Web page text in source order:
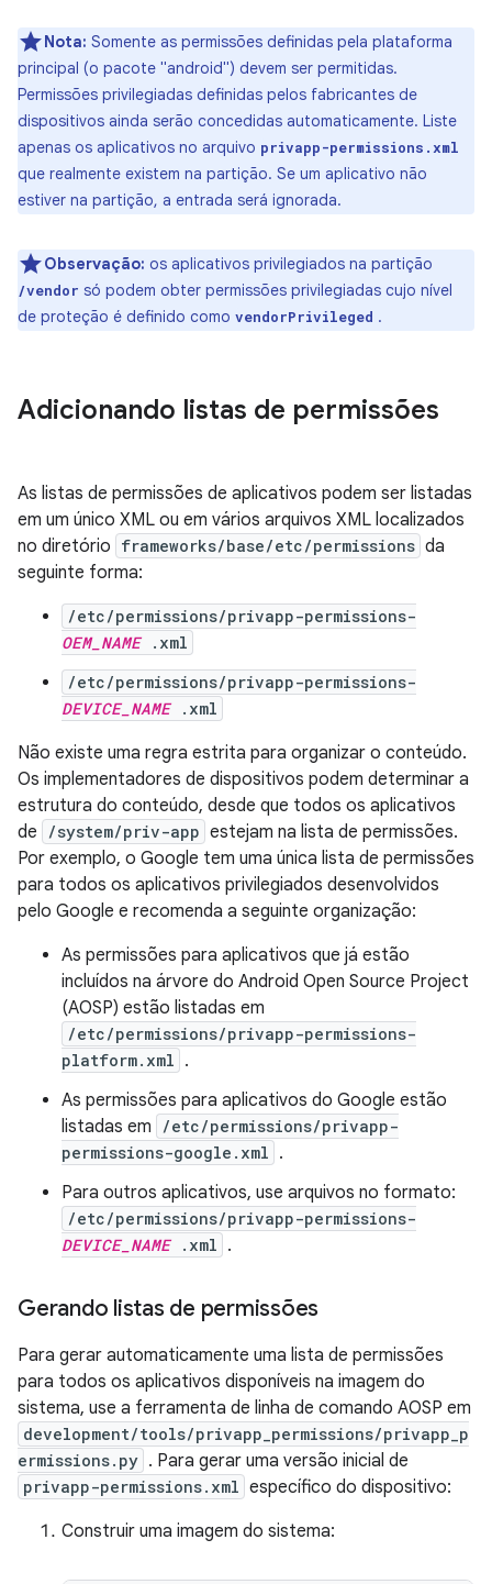
Nota: Somente as permissões definidas pela plataforma
principal (o pacote "android") devem ser permitidas.
Permissões privilegiadas definidas pelos fabricantes de
dispositivos ainda serão concedidas automaticamente. Liste
apenas os aplicativos no arquivo privapp-permissions.xml
que realmente existem na partição. Se um aplicativo não
estiver na partição, a entrada será ignorada.
Observação: os aplicativos privilegiados na partição
/vendor só podem obter permissões privilegiadas cujo nível
de proteção é definido como vendorPrivileged .
Adicionando listas de permissões
As listas de permissões de aplicativos podem ser listadas
em um único XML ou em vários arquivos XML localizados
no diretório frameworks/base/etc/permissions da
seguinte forma:
/etc/permissions/privapp-permissions-
OEM_NAME.xml
/etc/permissions/privapp-permissions-
DEVICE_NAME.xml
Não existe uma regra estrita para organizar o conteúdo.
Os implementadores de dispositivos podem determinar a
estrutura do conteúdo, desde que todos os aplicativos
de
/system/priv-app estejam na lista de permissões.
Por exemplo, o Google tem uma única lista de permissões
para todos os aplicativos privilegiados desenvolvidos
pelo Google e recomenda a seguinte organização:
As permissões para aplicativos que já estão
incluídos na árvore do Android Open Source Project
(AOSP) estão listadas em
/etc/permissions/privapp-permissions-
platform.xml .
As permissões para aplicativos do Google estão
listadas em
/etc/permissions/privapp-
permissions-google.xml .
Para outros aplicativos, use arquivos no formato:
/etc/permissions/privapp-permissions-
DEVICE_NAME.xml .
Gerando listas de permissões
Para gerar automaticamente uma lista de permissões
para todos os aplicativos disponíveis na imagem do
sistema, use a ferramenta de linha de comando AOSP em
development/tools/privapp_permissions/privapp_p
ermissions.py . Para gerar uma versão inicial de
privapp-permissions.xml específico do dispositivo:
Construir uma imagem do sistema: